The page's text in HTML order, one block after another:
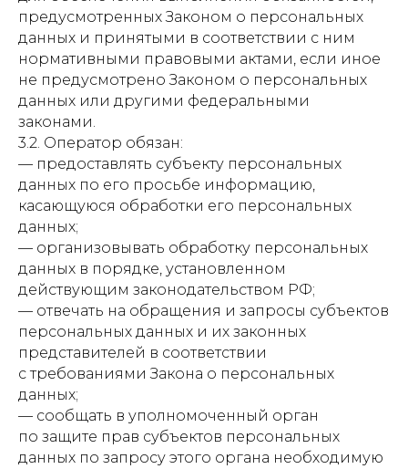
предусмотренных Законом о персональных
данных и принятыми в соответствии с ним
нормативными правовыми актами, если иное
не предусмотрено Законом о персональных
данных или другими федеральными
законами.
3.2. Оператор обязан:
— предоставлять субъекту персональных
данных по его просьбе информацию,
касающуюся обработки его персональных
данных;
— организовывать обработку персональных
данных в порядке, установленном
действующим законодательством РФ;
— отвечать на обращения и запросы субъектов
персональных данных и их законных
представителей в соответствии
с требованиями Закона о персональных
данных;
— сообщать в уполномоченный орган
по защите прав субъектов персональных
данных по запросу этого органа необходимую